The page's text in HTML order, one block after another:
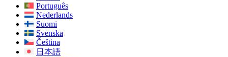
Português
Nederlands
Suomi
Svenska
Čeština
日本語